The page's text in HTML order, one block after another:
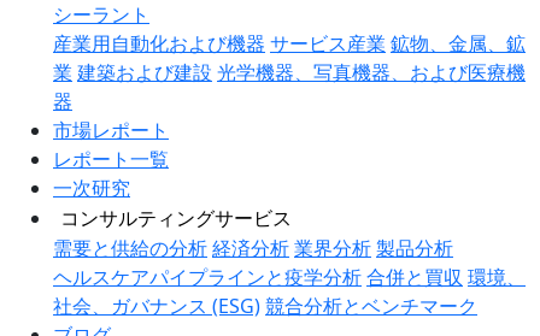
シーラント
産業用自動化および機器 サービス産業 鉱物、金属、鉱
業 建築および建設 光学機器、写真機器、および医療機
器
市場レポート
レポート一覧
一次研究
コンサルティングサービス
需要と供給の分析経済分析業界分析製品分析
ヘルスケアパイプラインと疫学分析合併と買収 環境、
社会、ガバナンス (ESG)競合分析とベンチマーク